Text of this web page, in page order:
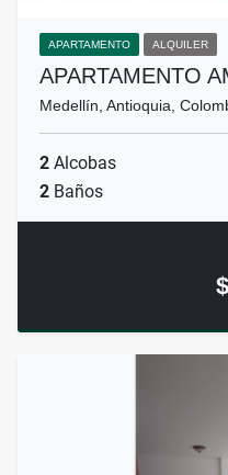
APARTAMENTO ALQUILER
APARTAMENTO
Medellín, Antioquia,
2 Alcobas
2 Baños